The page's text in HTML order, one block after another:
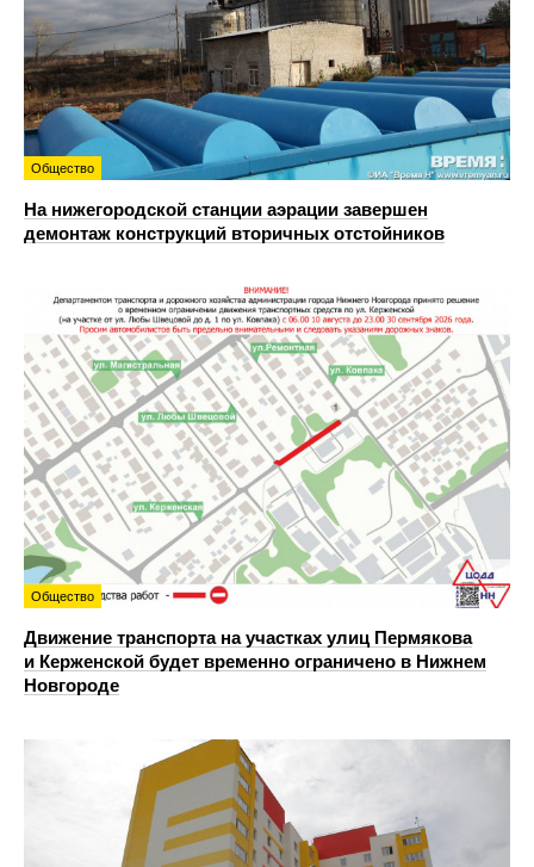
Общество
На нижегородской станции аэрации завершен
демонтаж конструкций вторичных отстойников
Общество
Движение транспорта на участках улиц Пермякова
и Керженской будет временно ограничено в Нижнем
Новгороде